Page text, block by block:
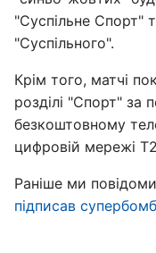
"Суспільне Спорт"
"Суспільного".
Крім того, матчі
розділі "Спорт" за
безкоштовному
цифровій мережі
Раніше ми
підписав